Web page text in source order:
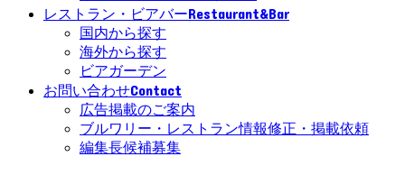
レストラン・ビアバーRestaurant&Bar
国内から探す
海外から探す
ビアガーデン
お問い合わせContact
広告掲載のご案内
ブルワリー・レストラン情報修正・掲載依頼
編集長候補募集